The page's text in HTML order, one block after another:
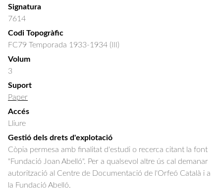
Signatura
7614
Codi Topogràfic
FC79 Temporada 1933-1934 (III)
Volum
3
Suport
Paper
Accés
Lliure
Gestió dels drets d'explotació
Còpia permesa amb finalitat d'estudi o recerca citant la font
"Fundació Joan Abelló". Per a qualsevol altre ús cal demanar
autorització al Centre de Documentació de l'Orfeó Català i a
la Fundació Abelló.